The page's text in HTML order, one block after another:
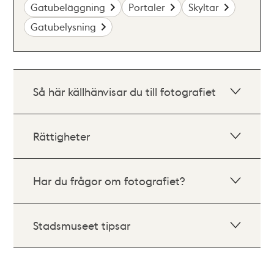
Gatubeläggning Portaler
Skyltar
Gatubelysning
Så här källhänvisar du till fotografiet
Rättigheter
Har du frågor om fotografiet?
Stadsmuseet tipsar